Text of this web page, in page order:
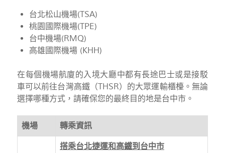
台北松山機場(TSA)
桃園國際機場(TPE)
台中機場(RMQ)
高雄國際機場 (KHH)
在每個機場航廈的入境大廳中都有長途巴士或是接駁
車可以前往台灣高鐵（THSR）的大眾運輸櫃檯。無論
選擇哪種方式，請確保您的最終目的地是台中市。
機場 轉乘資訊
搭乘台北捷運和高鐵到台中市